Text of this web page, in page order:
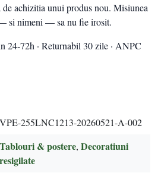
achizitia unui produs nou. Misiunea
si nimeni — sa nu fie irosit.
24-72h · Returnabil 30 zile · ANPC
VPE-255LNC1213-20260521-A-002
Tablouri & postere, Decoratiuni
resigilate